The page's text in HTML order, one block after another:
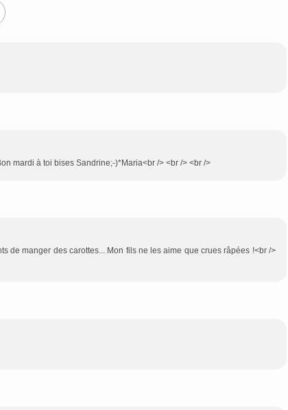
mardi à toi bises Sandrine;-)*Maria<br /> <br /> <br />
de manger des carottes... Mon fils ne les aime que crues râpées !<br />